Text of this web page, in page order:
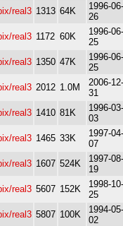
real3 1313 64K
1996-06-
26
real3 1172 60K
1996-06-
25
real3 1350 47K
1996-06-
25
real3 2012 1.0M
2006-12-
31
real3 1410 81K
1996-03-
03
real3 1465 33K
1997-04-
07
real3 1607 524K
1997-08-
19
real3 5607 152K
1998-10-
25
real3 5807 100K
1994-05-
02